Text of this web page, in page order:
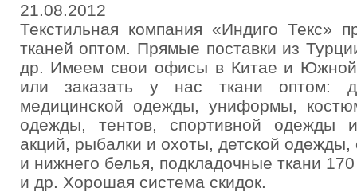
21.08.2012
Текстильная компания «Индиго Текс»
тканей оптом. Прямые поставки из
др. Имеем свои офисы в Китае и
или заказать у нас ткани оптом:
медицинской одежды, униформы,
одежды, тентов, спортивной одежды
акций, рыбалки и охоты, детской одежды,
и нижнего белья, подкладочные ткани
и др. Хорошая система скидок.